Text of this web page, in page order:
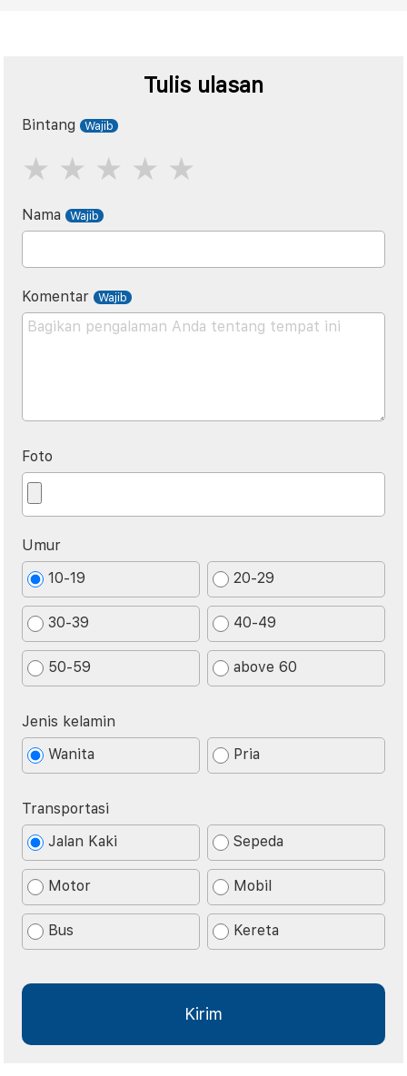
Tulis ulasan
Bintang
Nama
Komentar
Foto
Umur
10-19
20-29
30-39 40-49
50-59 above 60
Jenis kelamin
Wanita
Pria
Transportasi
Jalan Kaki
Sepeda
Motor Mobil
Bus Kereta